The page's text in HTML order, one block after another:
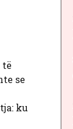
të
se
ku